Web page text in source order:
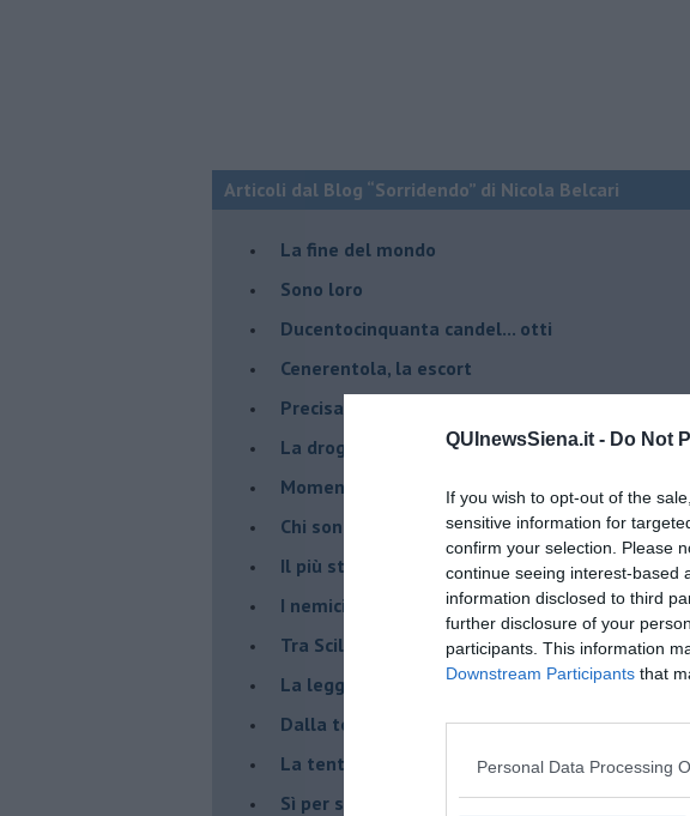
QUInewsSiena.it - Do Not
If you wish to opt-out of the
sensitive information for
confirm your selection. Please
continue seeing interest-based
information disclosed to third
further disclosure of your
participants. This information
Downstream Participants that
Personal Data Processing
Articoli dal Blog “Sorridendo” di Nicola Belcari
La fine del mondo
Sono loro
Ducentocinquanta candel... otti
Cenerentola, la escort
Precisazioni
La droga del potere
Momenti (e immedesimazione)
Chi sono?
Il più stupido dei mondi possibili
I nemici della verità
Tra Scilla e Cariddi
La legge del più forte
Dalla terra alla luna
La tentazione
​Sì per sempre? O no al momento?